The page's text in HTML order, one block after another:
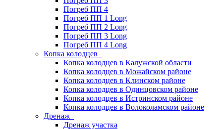
Погреб ПП 4
Погреб ПП 1 Long
Погреб ПП 2 Long
Погреб ПП 3 Long
Погреб ПП 4 Long
Копка колодцев
Копка колодцев в Калужской области
Копка колодцев в Можайском районе
Копка колодцев в Клинском районе
Копка колодцев в Одинцовском районе
Копка колодцев в Истринском районе
Копка колодцев в Волоколамском районе
Дренаж
Дренаж участка